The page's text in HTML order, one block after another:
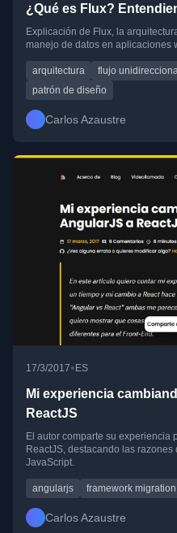
¿Qué es Flux?
Explicación de Flux, la
manejo de datos en aplicaciones
arquitectura flujo
patrón de diseño
Carlos Azaustre
17/3/2017• ES
Mi experiencia
ReactJS
El autor comparte su experiencia
ReactJS, destacando las
JavaScript.
angularjs framework migration
Carlos Azaustre